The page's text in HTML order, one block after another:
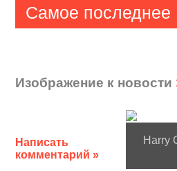
Самое последнее
Изображение к новости
Написать
комментарий »
Harry